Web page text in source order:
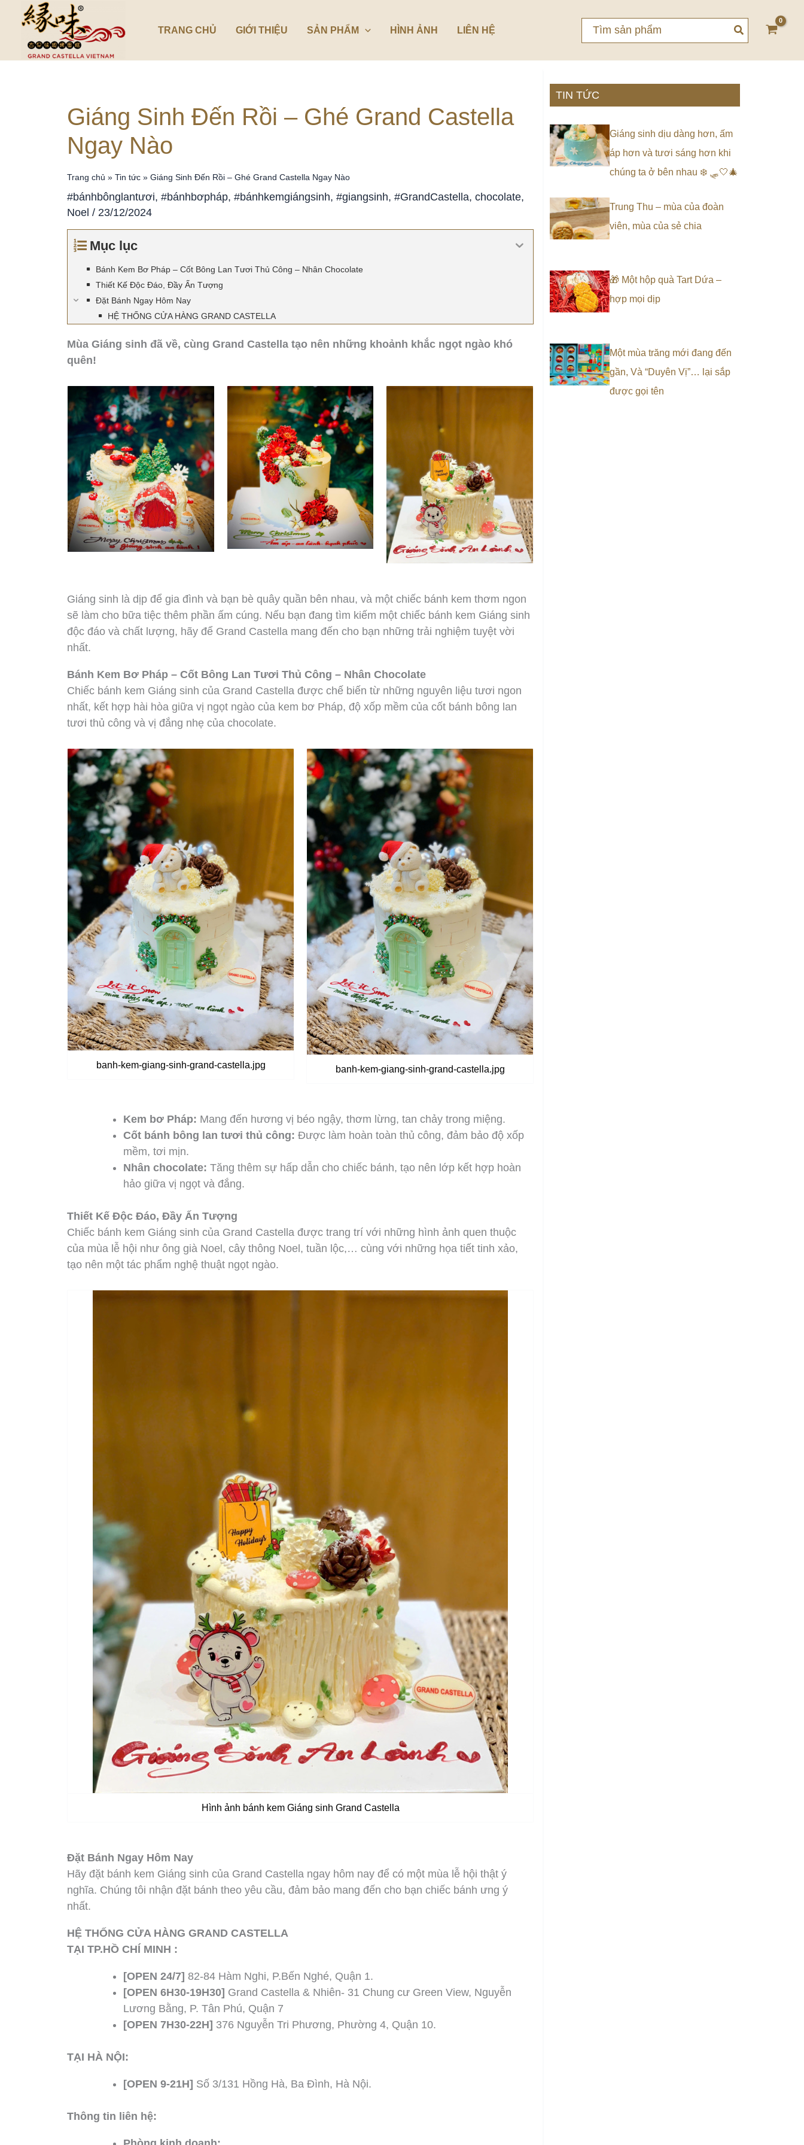
TRANG CHỦ GIỚI THIỆU SẢN PHẨM HÌNH ẢNH LIÊN HỆ
Search
for:
Giáng Sinh Đến Rồi – Ghé Grand Castella
Ngay Nào
Trang chủ » Tin tức » Giáng Sinh Đến Rồi – Ghé Grand Castella Ngay Nào
#bánhbônglantươi, #bánhbơpháp, #bánhkemgiángsinh, #giangsinh, #GrandCastella, chocolate,
Noel / 23/12/2024
Mục lục
Bánh Kem Bơ Pháp – Cốt Bông Lan Tươi Thủ Công – Nhân Chocolate
Thiết Kế Độc Đáo, Đầy Ấn Tượng
Đặt Bánh Ngay Hôm Nay
HỆ THỐNG CỬA HÀNG GRAND CASTELLA
Mùa Giáng sinh đã về, cùng Grand Castella tạo nên những khoảnh khắc ngọt ngào khó
quên!
Giáng sinh là dịp để gia đình và bạn bè quây quần bên nhau, và một chiếc bánh kem thơm ngon
sẽ làm cho bữa tiệc thêm phần ấm cúng. Nếu bạn đang tìm kiếm một chiếc bánh kem Giáng sinh
độc đáo và chất lượng, hãy để Grand Castella mang đến cho bạn những trải nghiệm tuyệt vời
nhất.
Bánh Kem Bơ Pháp – Cốt Bông Lan Tươi Thủ Công – Nhân Chocolate
Chiếc bánh kem Giáng sinh của Grand Castella được chế biến từ những nguyên liệu tươi ngon
nhất, kết hợp hài hòa giữa vị ngọt ngào của kem bơ Pháp, độ xốp mềm của cốt bánh bông lan
tươi thủ công và vị đắng nhẹ của chocolate.
banh-kem-giang-sinh-grand-castella.jpg banh-kem-giang-sinh-grand-castella.jpg
Kem bơ Pháp: Mang đến hương vị béo ngậy, thơm lừng, tan chảy trong miệng.
Cốt bánh bông lan tươi thủ công: Được làm hoàn toàn thủ công, đảm bảo độ xốp
mềm, tơi mịn.
Nhân chocolate: Tăng thêm sự hấp dẫn cho chiếc bánh, tạo nên lớp kết hợp hoàn
hảo giữa vị ngọt và đắng.
Thiết Kế Độc Đáo, Đầy Ấn Tượng
Chiếc bánh kem Giáng sinh của Grand Castella được trang trí với những hình ảnh quen thuộc
của mùa lễ hội như ông già Noel, cây thông Noel, tuần lộc,… cùng với những họa tiết tinh xảo,
tạo nên một tác phẩm nghệ thuật ngọt ngào.
Hình ảnh bánh kem Giáng sinh Grand Castella
Đặt Bánh Ngay Hôm Nay
Hãy đặt bánh kem Giáng sinh của Grand Castella ngay hôm nay để có một mùa lễ hội thật ý
nghĩa. Chúng tôi nhận đặt bánh theo yêu cầu, đảm bảo mang đến cho bạn chiếc bánh ưng ý
nhất.
HỆ THỐNG CỬA HÀNG GRAND CASTELLA
TẠI TP.HỒ CHÍ MINH :
[OPEN 24/7] 82-84 Hàm Nghi, P.Bến Nghé, Quận 1.
[OPEN 6H30-19H30] Grand Castella & Nhiên- 31 Chung cư Green View, Nguyễn
Lương Bằng, P. Tân Phú, Quận 7
[OPEN 7H30-22H] 376 Nguyễn Tri Phương, Phường 4, Quận 10.
TẠI HÀ NỘI:
[OPEN 9-21H] Số 3/131 Hồng Hà, Ba Đình, Hà Nội.
Thông tin liên hệ:
TIN TỨC
Giáng sinh dịu dàng hơn, ấm
áp hơn và tươi sáng hơn khi
chúng ta ở bên nhau ❄️ 🛷🤍🎄
Trung Thu – mùa của đoàn
viên, mùa của sẻ chia
🎁 Một hộp quà Tart Dứa –
hợp mọi dịp
Một mùa trăng mới đang đến
gần, Và “Duyên Vị”… lại sắp
được gọi tên